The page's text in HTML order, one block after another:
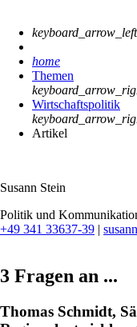
keyboard_arrow_left
home
Themen
Wirtschaftspolitik
Artikel
Susann Stein
Politik und
+49 341 33637-39 |
3 Fragen an ...
Thomas Schmidt,